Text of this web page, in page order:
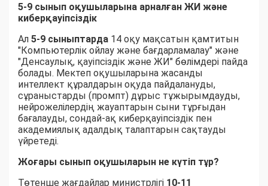
5-9 сынып оқушыларына арналған ЖИ және
киберқауіпсіздік
Ал 5-9 сыныптарда 14 оқу мақсатын қамтитын
"Компьютерлік ойлау және бағдарламалау" және
"Денсаулық, қауіпсіздік және ЖИ" бөлімдері пайда
болады. Мектеп оқушыларына жасанды
интеллект құралдарын оқуда пайдалануды,
сұраныстарды (промпт) дұрыс тұжырымдауды,
нейрожелілердің жауаптарын сыни тұрғыдан
бағалауды, сондай-ақ киберқауіпсіздік пен
академиялық адалдық талаптарын сақтауды
үйретеді.
Жоғары сынып оқушыларын не күтіп тұр?
Төтенше жағдайлар министрлігі 10-11